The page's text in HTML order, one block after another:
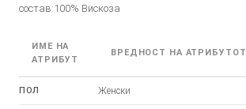
состав:100% Вискоза
ИМЕ НА
АТРИБУТ
ВРЕДНОСТ НА АТРИБУТОТ
ПОЛ Женски